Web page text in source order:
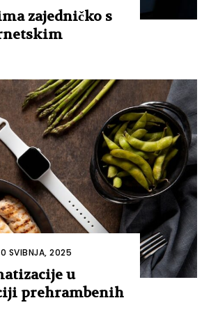
zajedničko s
SVIBNJA, 2025
u
prehrambenih